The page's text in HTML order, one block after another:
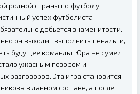
родной страны по футболу.
успех футболиста,
добьется знаменитости.
он выходит выполнить пенальти,
будущее команды. Юра не сумел
ужасным позором и
разговоров. Эта игра становится
в данном составе, а после,